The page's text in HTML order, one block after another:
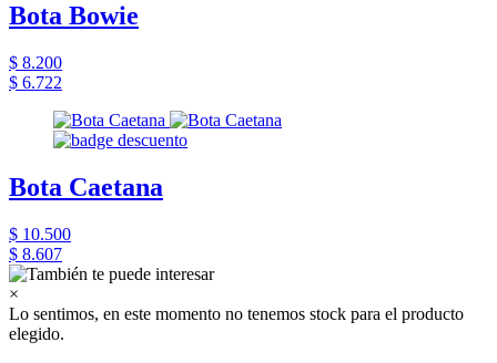
Bota Bowie
$ 8.200
$ 6.722
Bota Caetana
$ 10.500
$ 8.607
×
Lo sentimos, en este momento no tenemos stock para el producto
elegido.